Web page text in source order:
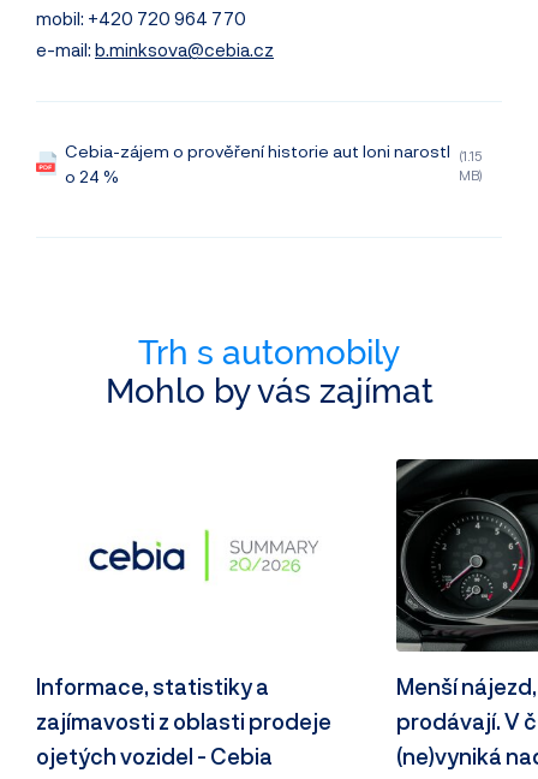
mobil: +420 720 964 770
e-mail: b.minksova@cebia.cz
Cebia-zájem o prověření historie aut loni narostl
o 24 %
(1.15
MB)
Trh s automobily
Mohlo by vás zajímat
Informace, statistiky a
zajímavosti z oblasti prodeje
ojetých vozidel - Cebia
Menší
prodávají. V
(ne)vyniká